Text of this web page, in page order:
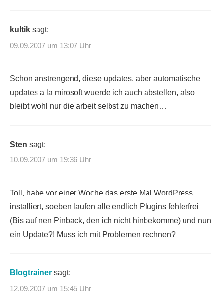
kultik sagt:
09.09.2007 um 13:07 Uhr
Schon anstrengend, diese updates. aber automatische
updates a la mirosoft wuerde ich auch abstellen, also
bleibt wohl nur die arbeit selbst zu machen…
Sten sagt:
10.09.2007 um 19:36 Uhr
Toll, habe vor einer Woche das erste Mal WordPress
installiert, soeben laufen alle endlich Plugins fehlerfrei
(Bis auf nen Pinback, den ich nicht hinbekomme) und nun
ein Update?! Muss ich mit Problemen rechnen?
Blogtrainer sagt:
12.09.2007 um 15:45 Uhr